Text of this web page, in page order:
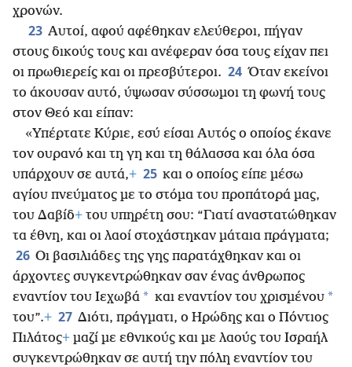
χρονών.
23 Αυτοί, αφού αφέθηκαν ελεύθεροι, πήγαν
στους δικούς τους και ανέφεραν όσα τους είχαν πει
οι πρωθιερείς και οι πρεσβύτεροι. 24 Όταν εκείνοι
το άκουσαν αυτό, ύψωσαν σύσσωμοι τη φωνή τους
στον Θεό και είπαν:
«Υπέρτατε Κύριε, εσύ είσαι Αυτός ο οποίος έκανε
τον ουρανό και τη γη και τη θάλασσα και όλα όσα
υπάρχουν σε αυτά,+ 25 και ο οποίος είπε μέσω
αγίου πνεύματος με το στόμα του προπάτορά μας,
του Δαβίδ+ του υπηρέτη σου: “Γιατί αναστατώθηκαν
τα έθνη, και οι λαοί στοχάστηκαν μάταια πράγματα;
26 Οι βασιλιάδες της γης παρατάχθηκαν και οι
άρχοντες συγκεντρώθηκαν σαν ένας άνθρωπος
εναντίον του Ιεχωβά * και εναντίον του χρισμένου *
του”.+ 27 Διότι, πράγματι, ο Ηρώδης και ο Πόντιος
Πιλάτος+ μαζί με εθνικούς και με λαούς του Ισραήλ
συγκεντρώθηκαν σε αυτή την πόλη εναντίον του